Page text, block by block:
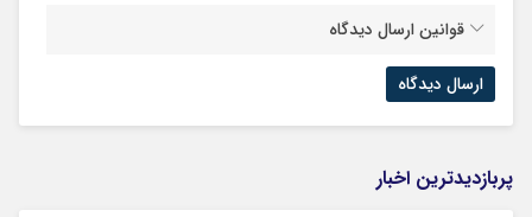
قوانین ارسال دیدگاه
پربازدیدترین اخبار